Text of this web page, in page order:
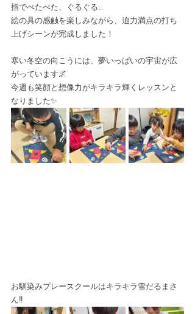
指でぺたぺた、ぐるぐる…
絵の具の感触を楽しみながら、迫力満点の打ち
上げシーンが完成しました！
寒い冬空の向こうには、夢いっぱいの宇宙が広
がっています🌌
今週も笑顔と想像力がキラキラ輝くレッスンと
なりました✨
お馴染みプレースクールはキラキラ雪だるまさ
ん‼️